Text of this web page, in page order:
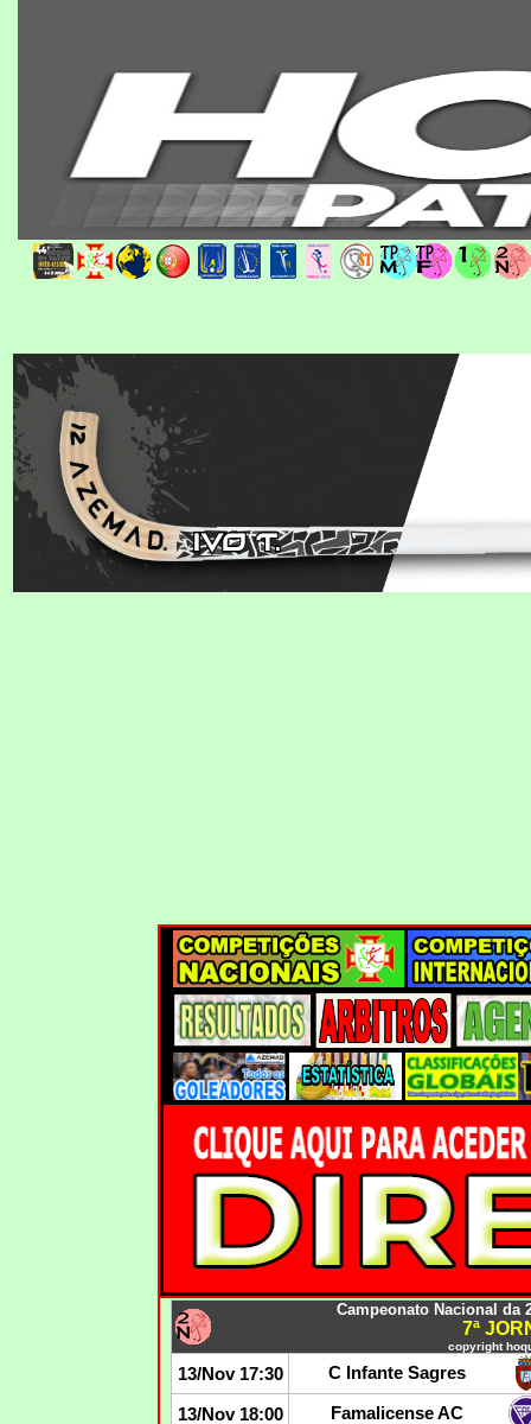
Campeonato Nacional da
7ª
copyright
13/Nov 17:30 C Infante Sagres
13/Nov 18:00 Famalicense AC